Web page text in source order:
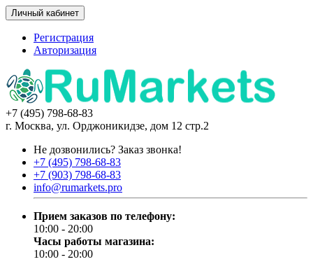
Личный кабинет
Регистрация
Авторизация
+7 (495) 798-68-83
г. Москва, ул. Орджоникидзе, дом 12 стр.2
Не дозвонились? Заказ звонка!
+7 (495) 798-68-83
+7 (903) 798-68-83
info@rumarkets.pro
Прием заказов по телефону:
10:00 - 20:00
Часы работы магазина:
10:00 - 20:00